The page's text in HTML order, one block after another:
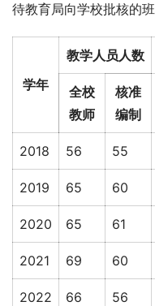
待教育局向学校批核的班
学年
教学人员人数
全校
教师
核准
编制
2018 56 55
2019 65 60
2020 65 61
2021 69 60
2022 66 56